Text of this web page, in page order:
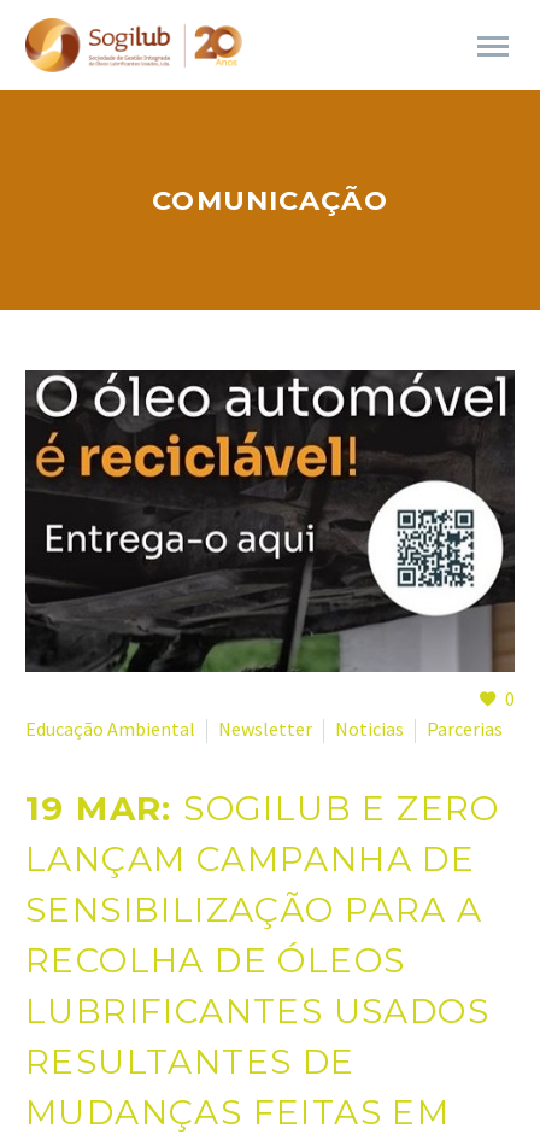
COMUNICAÇÃO
0
Educação Ambiental
Newsletter Noticias Parcerias
19 MAR: SOGILUB E ZERO
LANÇAM CAMPANHA DE
SENSIBILIZAÇÃO PARA A
RECOLHA DE ÓLEOS
LUBRIFICANTES USADOS
RESULTANTES DE
MUDANÇAS FEITAS EM